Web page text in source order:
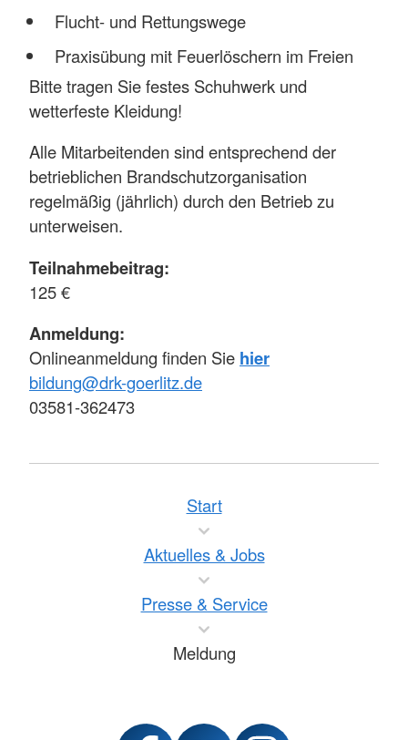
Flucht- und Rettungswege
Praxisübung mit Feuerlöschern im Freien
Bitte tragen Sie festes Schuhwerk und
wetterfeste Kleidung!
Alle Mitarbeitenden sind entsprechend der
betrieblichen Brandschutzorganisation
regelmäßig (jährlich) durch den Betrieb zu
unterweisen.
Teilnahmebeitrag:
125 €
Anmeldung:
Onlineanmeldung finden Sie hier
bildung@drk-goerlitz.de
03581-362473
Start
Aktuelles & Jobs
Presse & Service
Meldung